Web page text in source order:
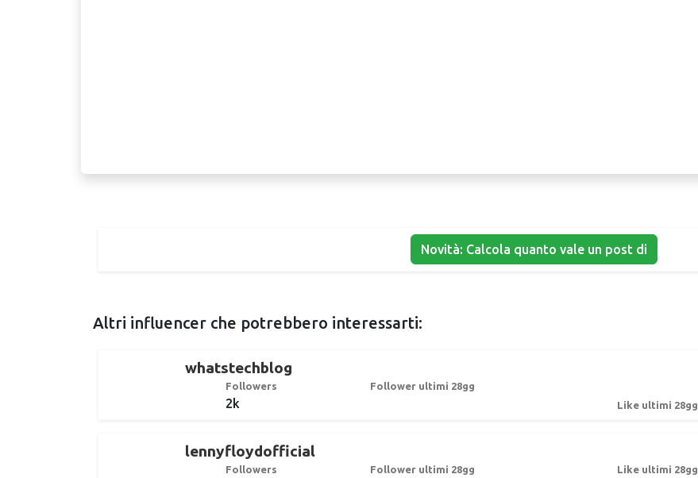
Novità: Calcola quanto vale un post di
Altri influencer che potrebbero interessarti:
whatstechblog
Followers
2k
Follower ultimi 28gg
Like ultimi 28gg
lennyfloydofficial
Followers Follower ultimi 28gg Like ultimi 28gg